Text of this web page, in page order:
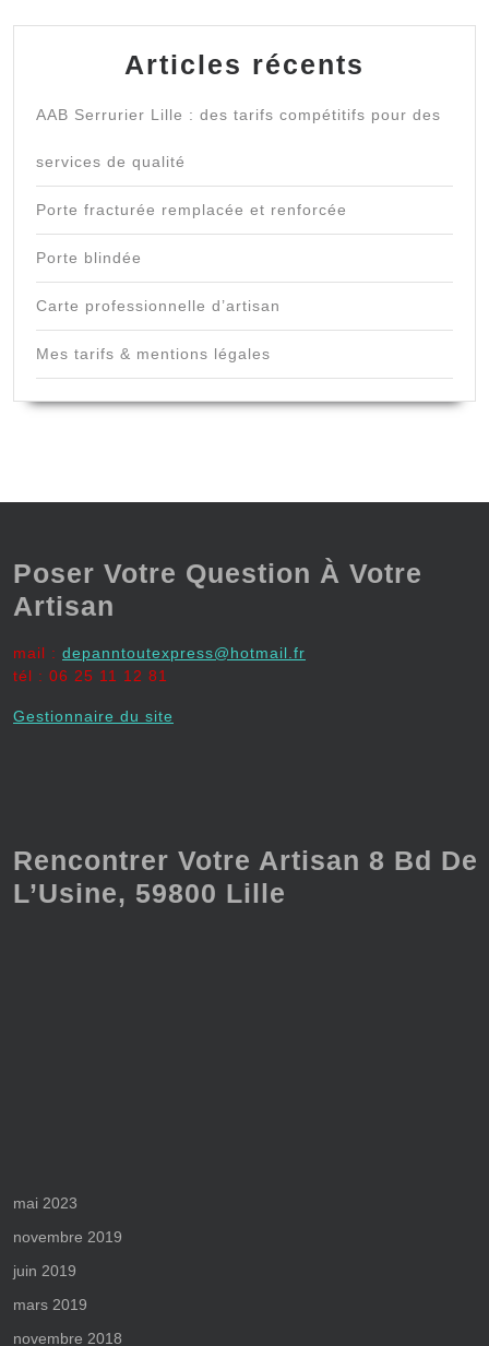
Articles récents
AAB Serrurier Lille : des tarifs compétitifs pour des
services de qualité
Porte fracturée remplacée et renforcée
Porte blindée
Carte professionnelle d’artisan
Mes tarifs & mentions légales
Poser Votre Question À Votre
Artisan
mail : depanntoutexpress@hotmail.fr
tél : 06 25 11 12 81
Gestionnaire du site
Rencontrer Votre Artisan 8 Bd De
L’Usine, 59800 Lille
mai 2023
novembre 2019
juin 2019
mars 2019
novembre 2018